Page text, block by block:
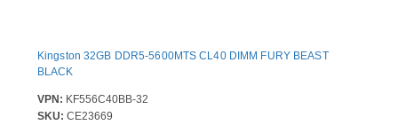
Kingston 32GB DDR5-5600MTS CL40 DIMM FURY BEAST
BLACK
VPN: KF556C40BB-32
SKU: CE23669